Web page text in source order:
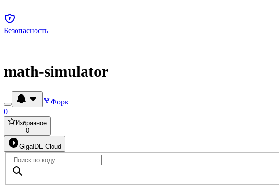
Безопасность
math-simulator
Форк
0
Избранное
0
GigaIDE Cloud